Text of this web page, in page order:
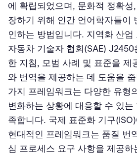
에 확립되었으며, 문화적 정확성
장하기 위해 인간 언어학자들이
인하는 방법입니다. 지역화 산업
자동차 기술자 협회(SAE)
한 지침, 모범 사례 및 표준을 제
와 번역을 제공하는 데 도움을
가지 프레임워크는 다양한 유형
변화하는 상황에 대응할 수 있
족합니다. 국제 표준화 기구
현대적인 프레임워크는 품질 번
심 프로세스 요구 사항을 제공